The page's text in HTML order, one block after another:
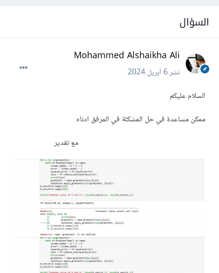
السؤال
Mohammed Alshaikha Ali
نشر6 أبريل 2024
السلام عليكم
ممكن مساعدة في حل المشكلة في المرفق ادناه
مع تقدير